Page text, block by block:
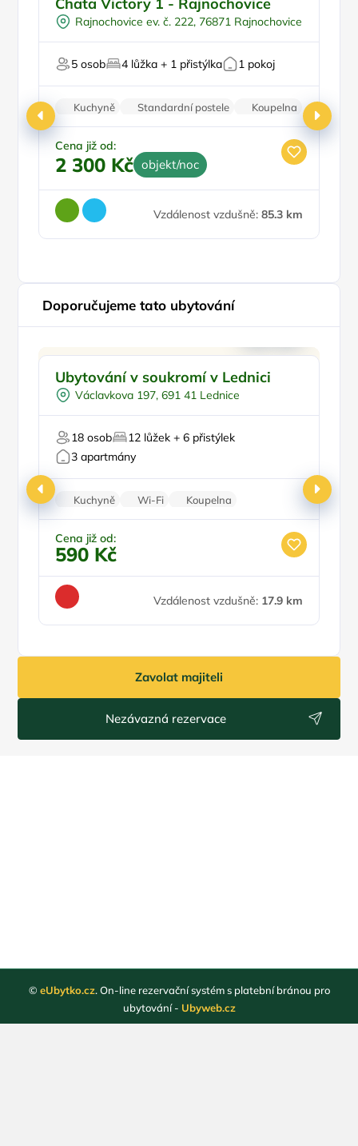
Venkovní bazén
Vířivka
Pro turisty
U lesa
Rajnochovice ev. č. 222, 76871 Rajnochovice
5 osob 4 lůžka + 1 přistýlka 1 pokoj
Kuchyně Standardní postele
Koupelna
Krb
Bezbariérový vstup
Cena již od:
2 300 Kč objekt/noc
Vzdálenost vzdušně: 85.3 km
Doporučujeme tato ubytování
Pro dva
Venkovní bazén
Vinný sklípek
Pro milovníky historie
Ubytování v soukromí v Lednici
Václavkova 197, 691 41 Lednice
18 osob
12 lůžek + 6 přistýlek
3 apartmány
Kuchyně Wi-Fi
Koupelna
Balkon/terasa
Parkování zdarma
Cena již od:
590 Kč
Vzdálenost vzdušně: 17.9 km
Zavolat majiteli
Nezávazná rezervace
© eUbytko.cz. On-line rezervační systém s platební bránou pro
ubytování - Ubyweb.cz